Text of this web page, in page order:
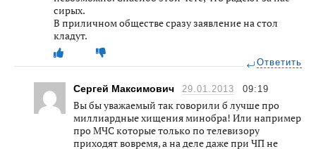
сирых.
В приличном обществе сразу заявление на стол
кладут.
Ответить
Сергей Максимович 29.01.2013 09:19
Вы бы уважаемый так говорили б лучше про
миллиардные хищения минобра! Или например
про МЧС которые только по телевизору
приходят вовремя, а на деле даже при ЧП не